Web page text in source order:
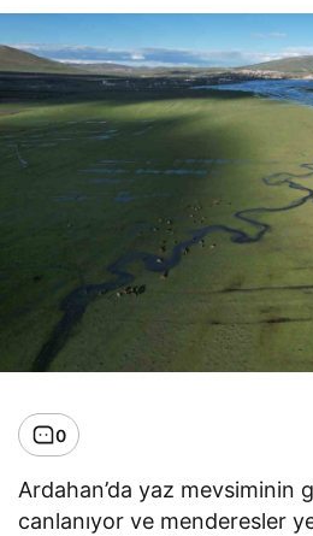
0
Ardahan’da yaz mevsiminin
canlanıyor ve menderesler